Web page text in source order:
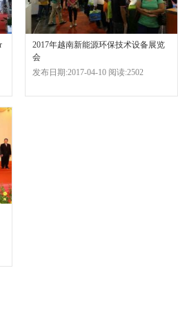
2017年越南新能源环保技术设备展览
会
发布日期:2017-04-10 阅读:2502